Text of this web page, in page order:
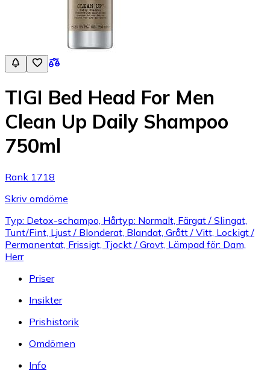
TIGI Bed Head For Men
Clean Up Daily Shampoo
750ml
Rank 1718
Skriv omdöme
Typ: Detox-schampo, Hårtyp: Normalt, Färgat / Slingat,
Tunt/Fint, Ljust / Blonderat, Blandat, Grått / Vitt, Lockigt /
Permanentat, Frissigt, Tjockt / Grovt, Lämpad för: Dam,
Herr
Priser
Insikter
Prishistorik
Omdömen
Info